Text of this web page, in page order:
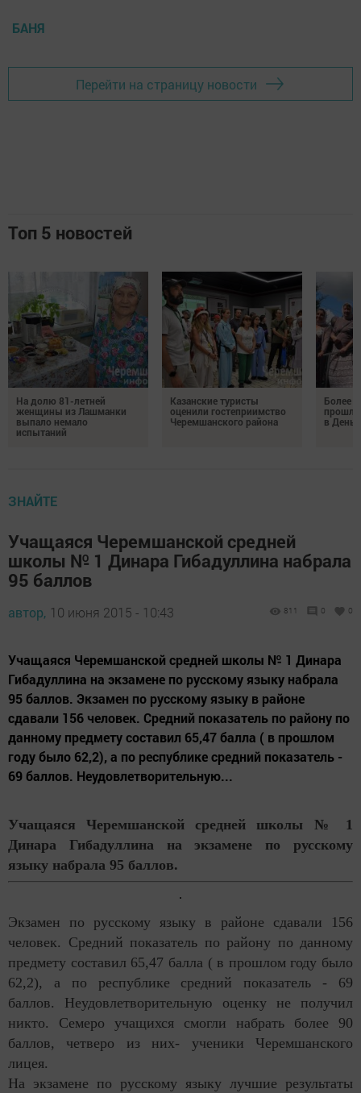
БАНЯ
Перейти на страницу новости
Топ 5 новостей
На долю 81-летней
женщины из Лашманки
выпало немало
испытаний
Казанские туристы
оценили гостеприимство
Черемшанского района
Более
в День
ЗНАЙТЕ
Учащаяся Черемшанской средней
школы № 1 Динара Гибадуллина набрала
95 баллов
автор, 10 июня 2015 - 10:43 811 0 0
Учащаяся Черемшанской средней школы № 1 Динара
Гибадуллина на экзамене по русскому языку набрала
95 баллов. Экзамен по русскому языку в районе
сдавали 156 человек. Средний показатель по району по
данному предмету составил 65,47 балла ( в прошлом
году было 62,2), а по республике средний показатель -
69 баллов. Неудовлетворительную...
Учащаяся Черемшанской средней школы № 1
Динара Гибадуллина на экзамене по русскому
языку набрала 95 баллов.
Экзамен по русскому языку в районе сдавали 156
человек. Средний показатель по району по данному
предмету составил 65,47 балла ( в прошлом году было
62,2), а по республике средний показатель - 69
баллов. Неудовлетворительную оценку не получил
никто. Семеро учащихся смогли набрать более 90
баллов, четверо из них- ученики Черемшанского
лицея.
На экзамене по русскому языку лучшие результаты